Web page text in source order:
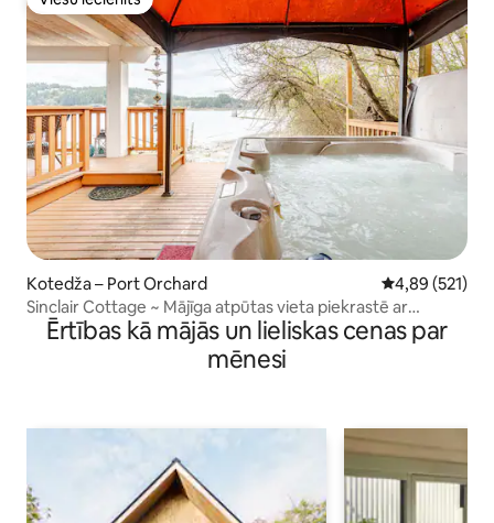
Viesu iecienīts
Kotedža – Port Orchard Vidējais
4,89 (521)
Sinclair Cottage ~ Mājīga atpūtas vieta piekrastē ar
burbuļvannu
Ērtības kā mājās un lieliskas cenas par
mēnesi